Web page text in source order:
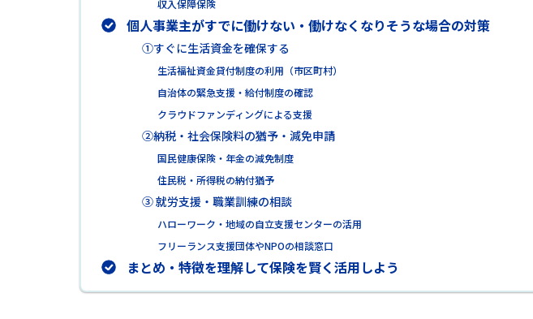
収入保障保険
個人事業主がすでに働けない・働けなくなりそうな場合の対策
①すぐに生活資金を確保する
生活福祉資金貸付制度の利用（市区町村）
自治体の緊急支援・給付制度の確認
クラウドファンディングによる支援
②納税・社会保険料の猶予・減免申請
国民健康保険・年金の減免制度
住民税・所得税の納付猶予
③ 就労支援・職業訓練の相談
ハローワーク・地域の自立支援センターの活用
フリーランス支援団体やNPOの相談窓口
まとめ・特徴を理解して保険を賢く活用しよう